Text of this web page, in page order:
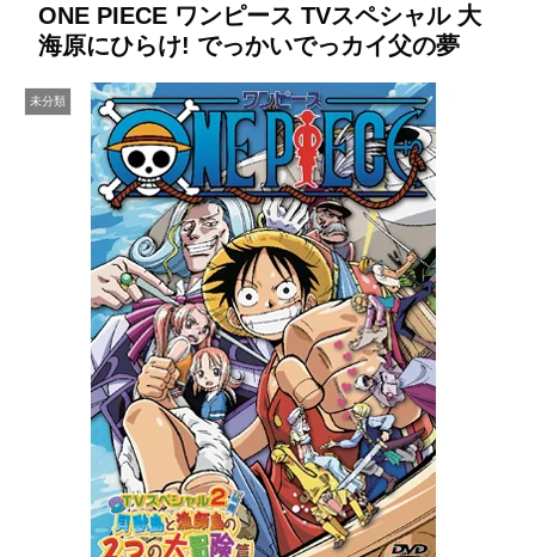
ONE PIECE ワンピース TVスペシャル 大
海原にひらけ! でっかいでっカイ父の夢
未分類